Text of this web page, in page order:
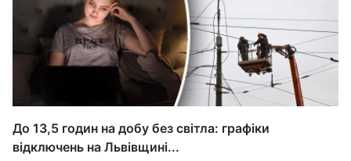
До 13,5 годин на добу без світла: графіки
відключень на Львівщині...